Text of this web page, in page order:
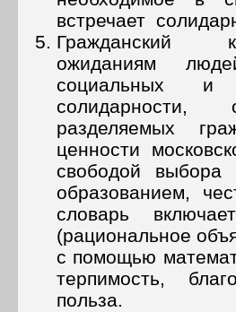
встречает
Гражданский
ожиданиям
социальных и
разделяемых
ценности
свободой
образованием,
словарь
(рациональное
с помощью
терпимость,
польза.